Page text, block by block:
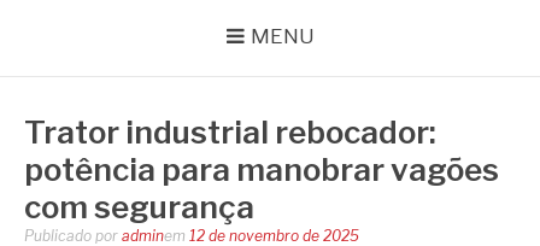
MENU
Trator industrial rebocador:
potência para manobrar vagões
com segurança
Publicado por adminem 12 de novembro de 2025